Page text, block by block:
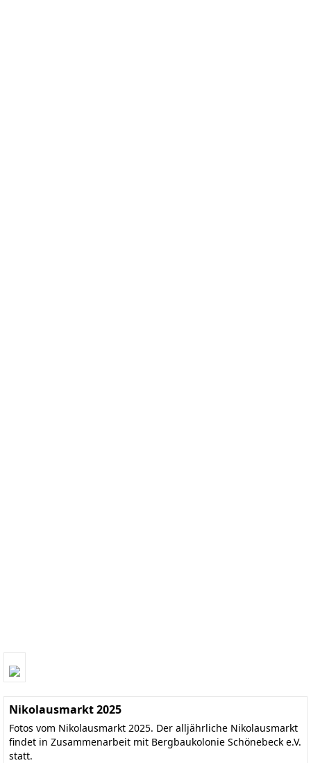
Nikolausmarkt 2025
Fotos vom Nikolausmarkt 2025. Der alljährliche Nikolausmarkt
findet in Zusammenarbeit mit Bergbaukolonie Schönebeck e.V.
statt.